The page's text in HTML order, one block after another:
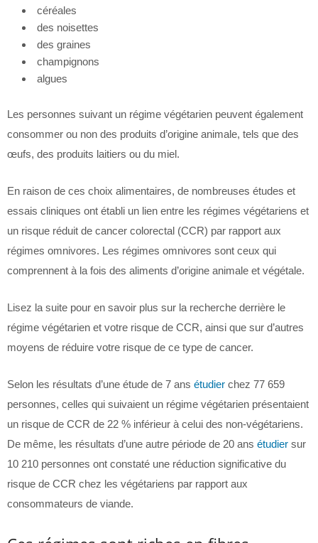
céréales
des noisettes
des graines
champignons
algues
Les personnes suivant un régime végétarien peuvent également
consommer ou non des produits d’origine animale, tels que des
œufs, des produits laitiers ou du miel.
En raison de ces choix alimentaires, de nombreuses études et
essais cliniques ont établi un lien entre les régimes végétariens et
un risque réduit de cancer colorectal (CCR) par rapport aux
régimes omnivores. Les régimes omnivores sont ceux qui
comprennent à la fois des aliments d’origine animale et végétale.
Lisez la suite pour en savoir plus sur la recherche derrière le
régime végétarien et votre risque de CCR, ainsi que sur d’autres
moyens de réduire votre risque de ce type de cancer.
Selon les résultats d’une étude de 7 ans étudier chez 77 659
personnes, celles qui suivaient un régime végétarien présentaient
un risque de CCR de 22 % inférieur à celui des non-végétariens.
De même, les résultats d’une autre période de 20 ans étudier sur
10 210 personnes ont constaté une réduction significative du
risque de CCR chez les végétariens par rapport aux
consommateurs de viande.